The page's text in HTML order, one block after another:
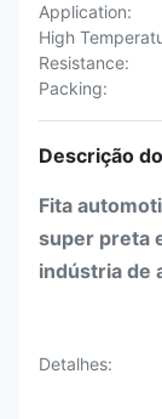
Application:
High
Resistance:
Packing:
Descrição
Fita
super preta
indústria de
Detalhes: